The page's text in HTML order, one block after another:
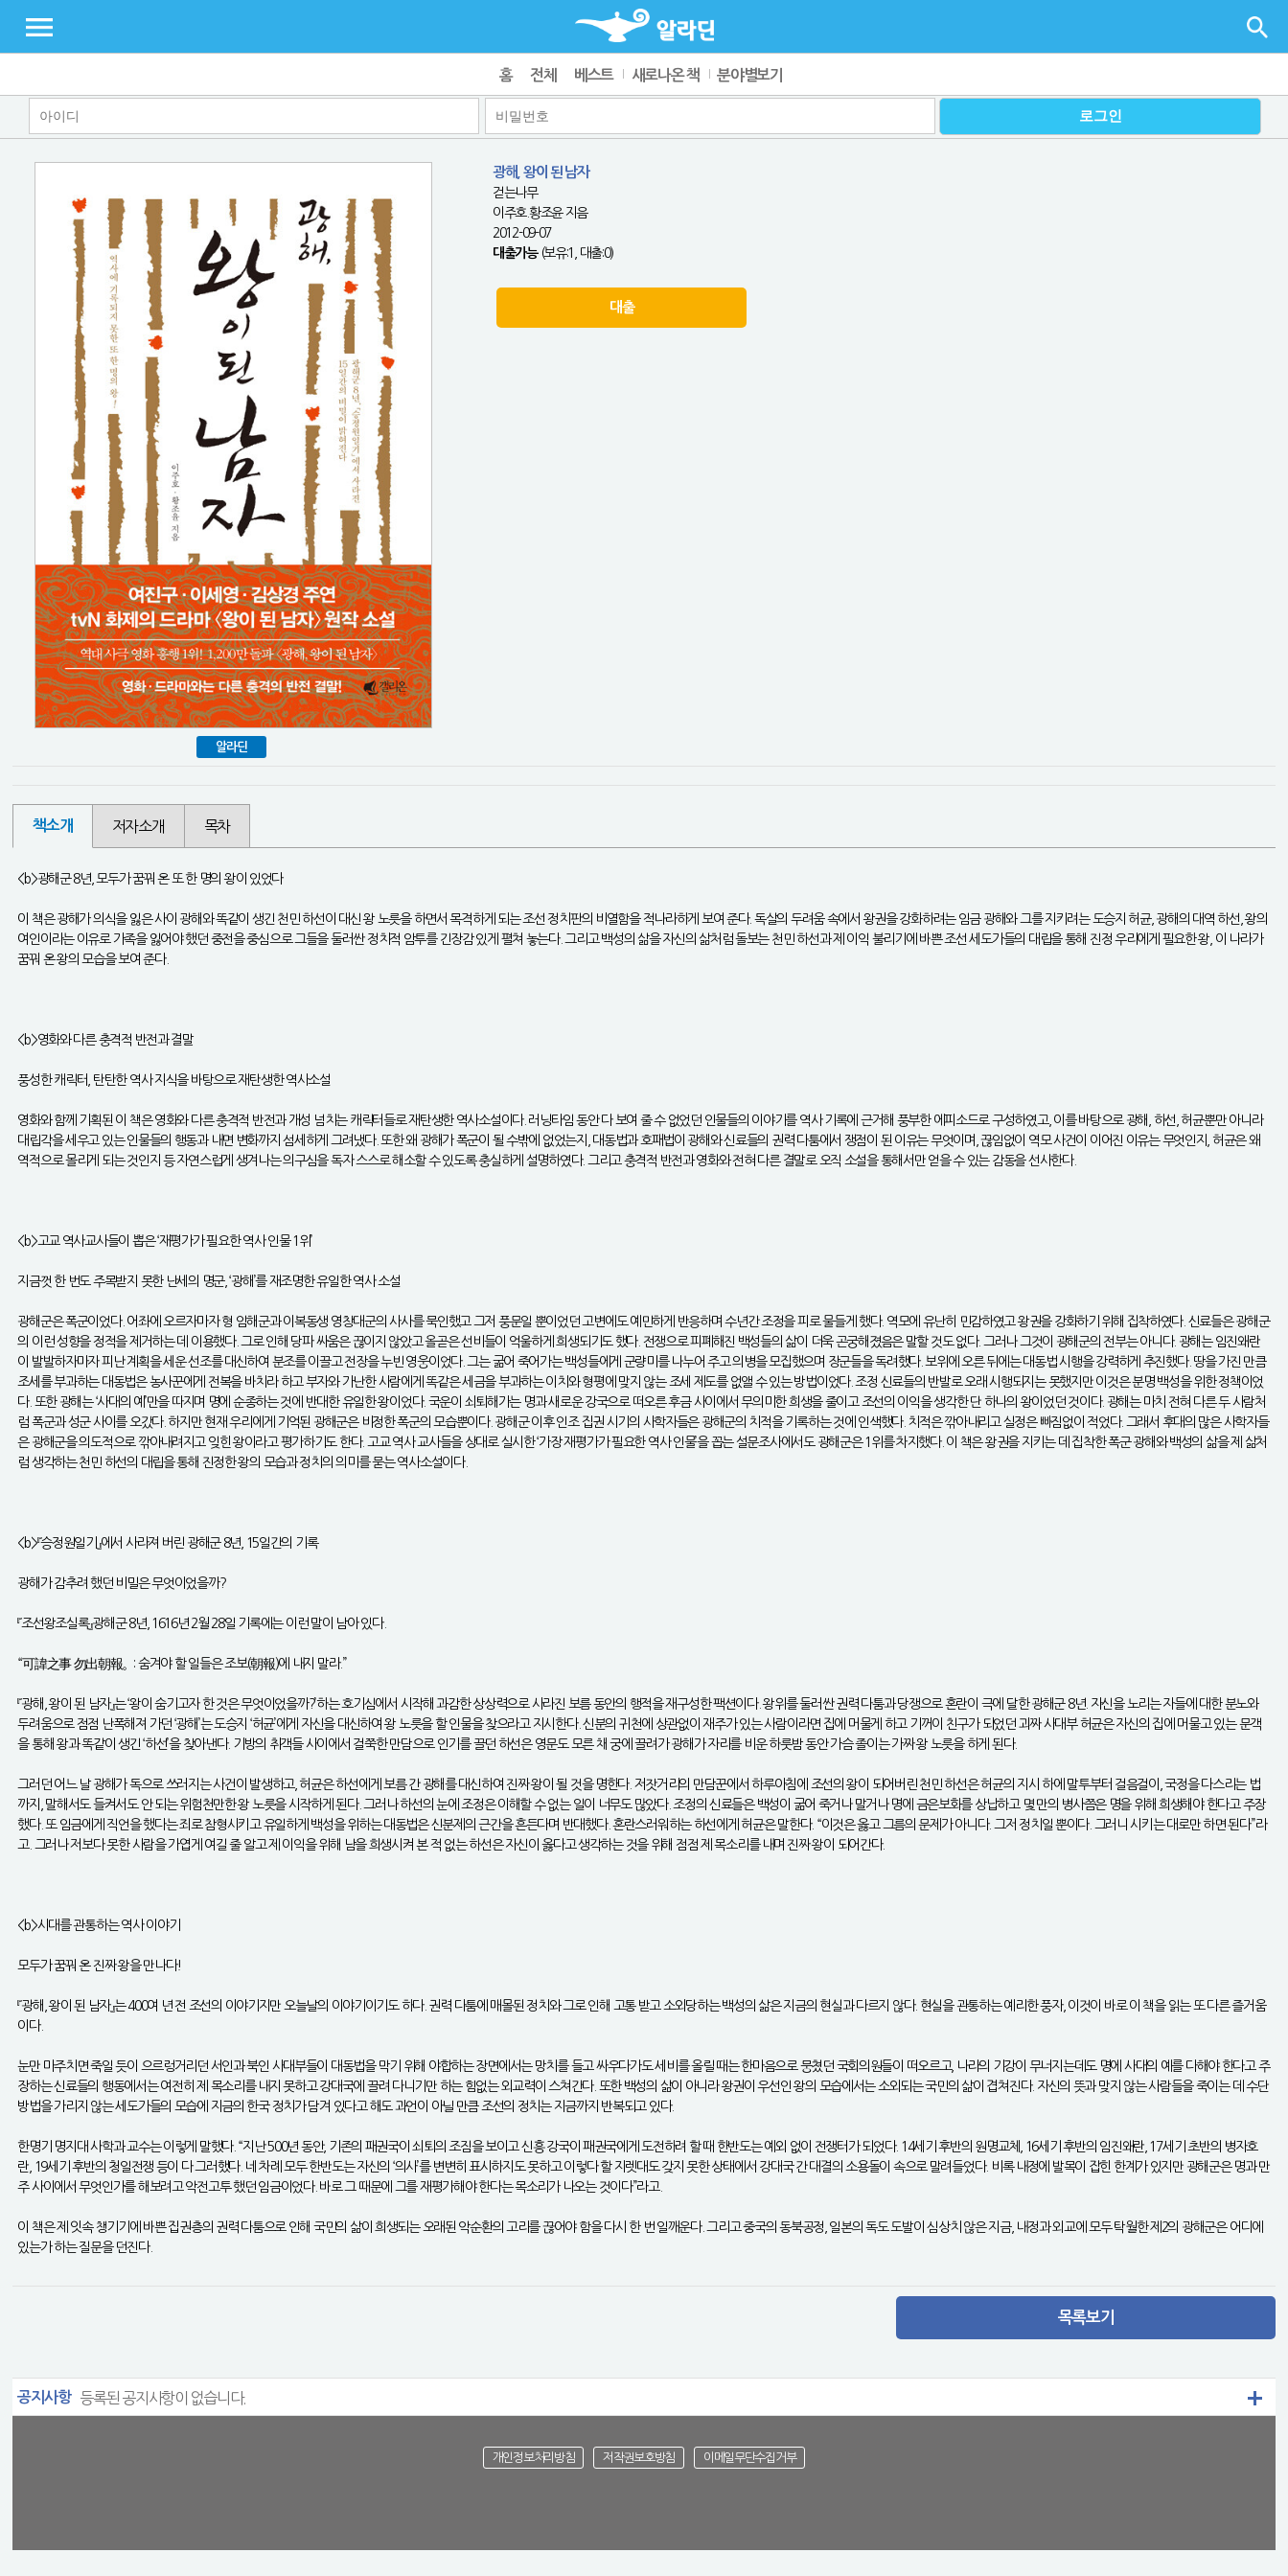
홈 전체 베스트 새로나온 책 분야별보기
알라딘
광해, 왕이 된 남자
걷는나무
이주호.황조윤 지음
2012-09-07
대출가능(보유:1, 대출:0)
대출
책소개 저자소개 목차
<b>광해군 8년, 모두가 꿈꿔 온 또 한 명의 왕이 있었다
이 책은 광해가 의식을 잃은 사이 광해와 똑같이 생긴 천민 하선이 대신 왕 노릇을 하면서 목격하게 되는 조선 정치판의 비열함을 적나라하게 보여 준다. 독살의 두려움 속에서 왕권을 강화하려는 임금 광해와 그를 지키려는 도승지 허균, 광해의 대역 하선, 왕의
여인이라는 이유로 가족을 잃어야 했던 중전을 중심으로 그들을 둘러싼 정치적 암투를 긴장감 있게 펼쳐 놓는다. 그리고 백성의 삶을 자신의 삶처럼 돌보는 천민 하선과 제 이익 불리기에 바쁜 조선 세도가들의 대립을 통해 진정 우리에게 필요한 왕, 이 나라가
꿈꿔 온 왕의 모습을 보여 준다.
<b>영화와 다른 충격적 반전과 결말
풍성한 캐릭터, 탄탄한 역사 지식을 바탕으로 재탄생한 역사소설
영화와 함께 기획된 이 책은 영화와 다른 충격적 반전과 개성 넘치는 캐릭터들로 재탄생한 역사소설이다. 러닝타임 동안 다 보여 줄 수 없었던 인물들의 이야기를 역사 기록에 근거해 풍부한 에피소드로 구성하였고, 이를 바탕으로 광해, 하선, 허균뿐만 아니라
대립각을 세우고 있는 인물들의 행동과 내면 변화까지 섬세하게 그려냈다. 또한 왜 광해가 폭군이 될 수밖에 없었는지, 대동법과 호패법이 광해와 신료들의 권력 다툼에서 쟁점이 된 이유는 무엇이며, 끊임없이 역모 사건이 이어진 이유는 무엇인지, 허균은 왜
역적으로 몰리게 되는 것인지 등 자연스럽게 생겨나는 의구심을 독자 스스로 해소할 수 있도록 충실하게 설명하였다. 그리고 충격적 반전과 영화와 전혀 다른 결말로 오직 소설을 통해서만 얻을 수 있는 감동을 선사한다.
<b>고교 역사교사들이 뽑은 ‘재평가가 필요한 역사 인물 1위’
지금껏 한 번도 주목받지 못한 난세의 명군, ‘광해’를 재조명한 유일한 역사 소설
광해군은 폭군이었다. 어좌에 오르자마자 형 임해군과 이복동생 영창대군의 사사를 묵인했고 그저 풍문일 뿐이었던 고변에도 예민하게 반응하며 수년간 조정을 피로 물들게 했다. 역모에 유난히 민감하였고 왕권을 강화하기 위해 집착하였다. 신료들은 광해군
의 이런 성향을 정적을 제거하는 데 이용했다. 그로 인해 당파 싸움은 끊이지 않았고 올곧은 선비들이 억울하게 희생되기도 했다. 전쟁으로 피폐해진 백성들의 삶이 더욱 곤궁해졌음은 말할 것도 없다. 그러나 그것이 광해군의 전부는 아니다. 광해는 임진왜란
이 발발하자마자 피난 계획을 세운 선조를 대신하여 분조를 이끌고 전장을 누빈 영웅이었다. 그는 굶어 죽어가는 백성들에게 군량미를 나누어 주고 의병을 모집했으며 장군들을 독려했다. 보위에 오른 뒤에는 대동법 시행을 강력하게 추진했다. 땅을 가진 만큼
조세를 부과하는 대동법은 농사꾼에게 전복을 바치라 하고 부자와 가난한 사람에게 똑같은 세금을 부과하는 이치와 형평에 맞지 않는 조세 제도를 없앨 수 있는 방법이었다. 조정 신료들의 반발로 오래 시행되지는 못했지만 이것은 분명 백성을 위한 정책이었
다. 또한 광해는 ‘사대의 예’만을 따지며 명에 순종하는 것에 반대한 유일한 왕이었다. 국운이 쇠퇴해가는 명과 새로운 강국으로 떠오른 후금 사이에서 무의미한 희생을 줄이고 조선의 이익을 생각한 단 하나의 왕이었던 것이다. 광해는 마치 전혀 다른 두 사람처
럼 폭군과 성군 사이를 오갔다. 하지만 현재 우리에게 기억된 광해군은 비정한 폭군의 모습뿐이다. 광해군 이후 인조 집권 시기의 사학자들은 광해군의 치적을 기록하는 것에 인색했다. 치적은 깎아내리고 실정은 빠짐없이 적었다. 그래서 후대의 많은 사학자들
은 광해군을 의도적으로 깎아내려지고 잊힌 왕이라고 평가하기도 한다. 고교 역사 교사들을 상대로 실시한 ‘가장 재평가가 필요한 역사 인물’을 꼽는 설문조사에서도 광해군은 1위를 차지했다. 이 책은 왕권을 지키는 데 집착한 폭군 광해와 백성의 삶을 제 삶처
럼 생각하는 천민 하선의 대립을 통해 진정한 왕의 모습과 정치의 의미를 묻는 역사소설이다.
<b>『승정원일기』에서 사라져 버린 광해군 8년, 15일간의 기록
광해가 감추려 했던 비밀은 무엇이었을까?
『조선왕조실록』광해군 8년, 1616년 2월 28일 기록에는 이런 말이 남아 있다.
“可諱之事 勿出朝報。: 숨겨야 할 일들은 조보(朝報)에 내지 말라.”
『광해, 왕이 된 남자』는 ‘왕이 숨기고자 한 것은 무엇이었을까?’하는 호기심에서 시작해 과감한 상상력으로 사라진 보름 동안의 행적을 재구성한 팩션이다. 왕위를 둘러싼 권력 다툼과 당쟁으로 혼란이 극에 달한 광해군 8년. 자신을 노리는 자들에 대한 분노와
두려움으로 점점 난폭해져 가던 ‘광해’는 도승지 ‘허균’에게 자신을 대신하여 왕 노릇을 할 인물을 찾으라고 지시한다. 신분의 귀천에 상관없이 재주가 있는 사람이라면 집에 머물게 하고 기꺼이 친구가 되었던 괴짜 사대부 허균은 자신의 집에 머물고 있는 문객
을 통해 왕과 똑같이 생긴 ‘하선’을 찾아낸다. 기방의 취객들 사이에서 걸쭉한 만담으로 인기를 끌던 하선은 영문도 모른 채 궁에 끌려가 광해가 자리를 비운 하룻밤 동안 가슴 졸이는 가짜 왕 노릇을 하게 된다.
그러던 어느 날 광해가 독으로 쓰러지는 사건이 발생하고, 허균은 하선에게 보름 간 광해를 대신하여 진짜 왕이 될 것을 명한다. 저잣거리의 만담꾼에서 하루아침에 조선의 왕이 되어버린 천민 하선은 허균의 지시 하에 말투부터 걸음걸이, 국정을 다스리는 법
까지, 말해서도 들켜서도 안 되는 위험천만한 왕 노릇을 시작하게 된다. 그러나 하선의 눈에 조정은 이해할 수 없는 일이 너무도 많았다. 조정의 신료들은 백성이 굶어 죽거나 말거나 명에 금은보화를 상납하고 몇 만의 병사쯤은 명을 위해 희생해야 한다고 주장
했다. 또 임금에게 직언을 했다는 죄로 참형시키고 유일하게 백성을 위하는 대동법은 신분제의 근간을 흔든다며 반대했다. 혼란스러워하는 하선에게 허균은 말한다. “이것은 옳고 그름의 문제가 아니다. 그저 정치일 뿐이다. 그러니 시키는 대로만 하면 된다”라
고. 그러나 저보다 못한 사람을 가엽게 여길 줄 알고 제 이익을 위해 남을 희생시켜 본 적 없는 하선은 자신이 옳다고 생각하는 것을 위해 점점 제 목소리를 내며 진짜 왕이 되어간다.
<b>시대를 관통하는 역사 이야기
모두가 꿈꿔 온 진짜 왕을 만나다!
『광해, 왕이 된 남자』는 400여 년 전 조선의 이야기지만 오늘날의 이야기이기도 하다. 권력 다툼에 매몰된 정치와 그로 인해 고통 받고 소외당하는 백성의 삶은 지금의 현실과 다르지 않다. 현실을 관통하는 예리한 풍자, 이것이 바로 이 책을 읽는 또 다른 즐거움
이다.
눈만 마주치면 죽일 듯이 으르렁거리던 서인과 북인 사대부들이 대동법을 막기 위해 야합하는 장면에서는 망치를 들고 싸우다가도 세비를 올릴 때는 한마음으로 뭉쳤던 국회의원들이 떠오르고, 나라의 기강이 무너지는데도 명에 사대의 예를 다해야 한다고 주
장하는 신료들의 행동에서는 여전히 제 목소리를 내지 못하고 강대국에 끌려 다니기만 하는 힘없는 외교력이 스쳐간다. 또한 백성의 삶이 아니라 왕권이 우선인 왕의 모습에서는 소외되는 국민의 삶이 겹쳐진다. 자신의 뜻과 맞지 않는 사람들을 죽이는 데 수단
방법을 가리지 않는 세도가들의 모습에 지금의 한국 정치가 담겨 있다고 해도 과언이 아닐 만큼 조선의 정치는 지금까지 반복되고 있다.
한명기 명지대 사학과 교수는 이렇게 말했다. “지난 500년 동안, 기존의 패권국이 쇠퇴의 조짐을 보이고 신흥 강국이 패권국에게 도전하려 할 때 한반도는 예외 없이 전쟁터가 되었다. 14세기 후반의 원명교체, 16세기 후반의 임진왜란, 17세기 초반의 병자호
란, 19세기 후반의 청일전쟁 등이 다 그러했다. 네 차례 모두 한반도는 자신의 ‘의사’를 변변히 표시하지도 못하고 이렇다 할 지렛대도 갖지 못한 상태에서 강대국 간 대결의 소용돌이 속으로 말려들었다. 비록 내정에 발목이 잡힌 한계가 있지만 광해군은 명과 만
주 사이에서 무엇인가를 해보려고 악전고투 했던 임금이었다. 바로 그 때문에 그를 재평가해야 한다는 목소리가 나오는 것이다”라고.
이 책은 제 잇속 챙기기에 바쁜 집권층의 권력 다툼으로 인해 국민의 삶이 희생되는 오래된 악순환의 고리를 끊어야 함을 다시 한 번 일깨운다. 그리고 중국의 동북공정, 일본의 독도 도발이 심상치 않은 지금, 내정과 외교에 모두 탁월한 제2의 광해군은 어디에
있는가 하는 질문을 던진다.
목록보기
공지사항 등록된 공지사항이 없습니다.
개인정보처리방침 저작권보호방침 이메일무단수집거부